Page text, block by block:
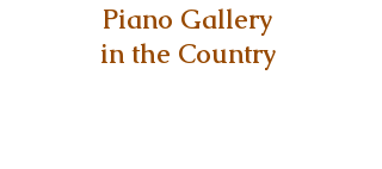
Piano Gallery
in the Country